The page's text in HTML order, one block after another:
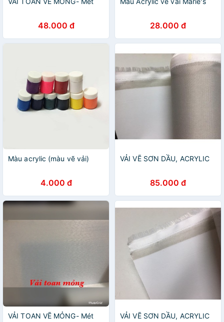
48.000 đ 28.000 đ
Màu acrylic (màu vẽ vải)
4.000 đ
VẢI VẼ SƠN DẦU, ACRYLIC
85.000 đ
VẢI TOAN VẼ MỎNG- Mét VẢI VẼ SƠN DẦU, ACRYLIC